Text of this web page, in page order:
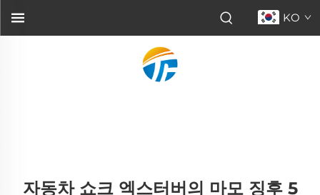
KO
자동차 쇼크 엑스터버의 마모 징후 5